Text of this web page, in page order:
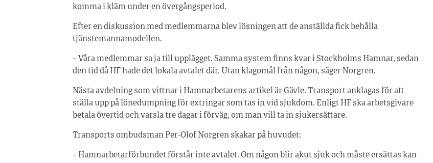
komma i kläm under en övergångsperiod.
Efter en diskussion med medlemmarna blev lösningen att de anställda fick behålla
tjänstemannamodellen.
– Våra medlemmar sa ja till upplägget. Samma system finns kvar i Stockholms Hamnar, sedan
den tid då HF hade det lokala avtalet där. Utan klagomål från någon, säger Norgren.
Nästa avdelning som vittnar i Hamnarbetarens artikel är Gävle. Transport anklagas för att
ställa upp på lönedumpning för extringar som tas in vid sjukdom. Enligt HF ska arbetsgivare
betala övertid och varsla tre dagar i förväg, om man vill ta in sjukersättare.
Transports ombudsman Per-Olof Norgren skakar på huvudet:
– Hamnarbetarförbundet förstår inte avtalet. Om någon blir akut sjuk och måste ersättas kan